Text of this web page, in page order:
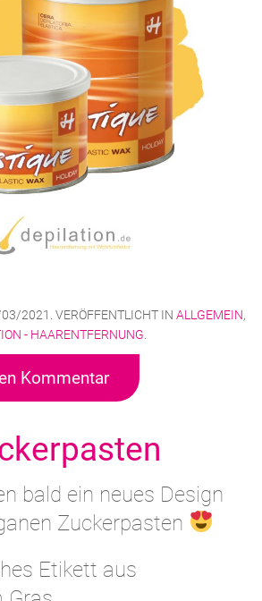
2021 . VERÖFFENTLICHT IN ALLGEMEIN,
- HAARENTFERNUNG
Kommentar
bald ein neues Design
Zuckerpasten
Etikett aus